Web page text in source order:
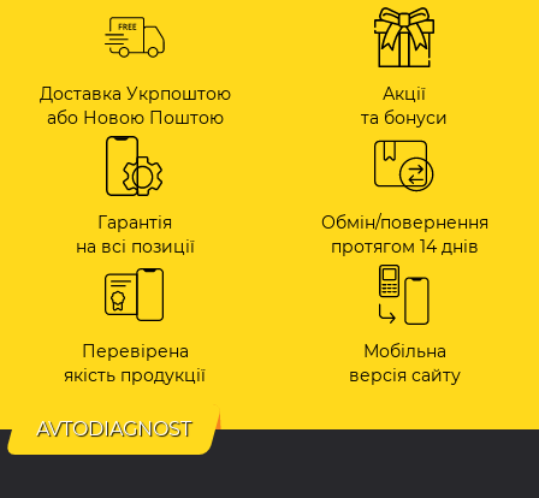
Доставка Укрпоштою
або Новою Поштою
Акції
та бонуси
Гарантія
на всі позиції
Обмін/повернення
протягом 14 днів
Перевірена
якість продукції
Мобільна
версія сайту
AVTODIAGNOST